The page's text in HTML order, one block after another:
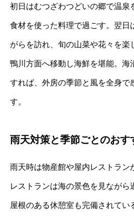
初日はむつざわつどいの郷で温泉
食材を使った料理で過ごす。翌日
がらを訪れ、旬の山菜や花々を楽
鴨川方面へ移動し海鮮を堪能。海
すれば、外房の季節と風を全身で
す。
雨天対策と季節ごとのおす
雨天時は物産館や屋内レストラン
レストランは海の景色を見ながら
屋根のある休憩室も完備されてい